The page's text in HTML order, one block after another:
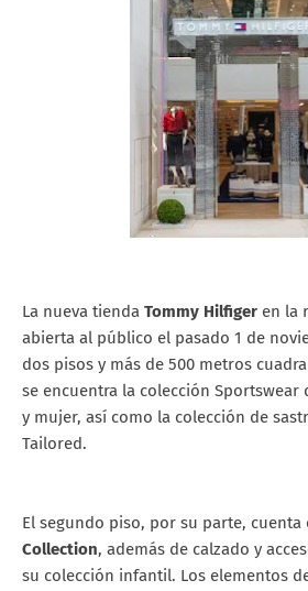
La nueva tienda Tommy Hilfiger en la
abierta al público el pasado 1 de
dos pisos y más de 500 metros
se encuentra la colección
y mujer, así como la colección de
Tailored.
El segundo piso, por su parte, cuenta
Collection, además de calzado y
su colección infantil. Los elementos